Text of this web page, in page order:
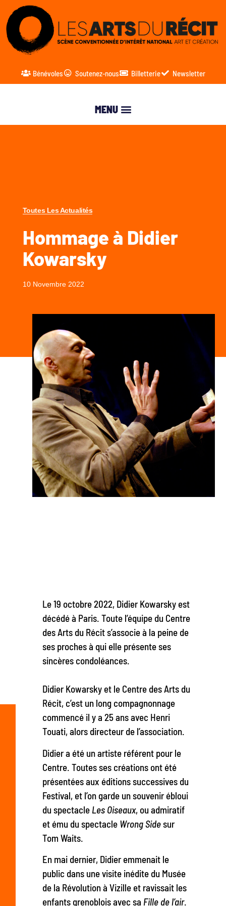
Bénévoles Soutenez-nous Billetterie Newsletter
Toutes Les Actualités
Hommage à Didier
Kowarsky
10 Novembre 2022
Le 19 octobre 2022, Didier Kowarsky est
décédé à Paris. Toute l’équipe du Centre
des Arts du Récit s’associe à la peine de
ses proches à qui elle présente ses
sincères condoléances.
Didier Kowarsky et le Centre des Arts du
Récit, c’est un long compagnonnage
commencé il y a 25 ans avec Henri
Touati, alors directeur de l’association.
Didier a été un artiste référent pour le
Centre. Toutes ses créations ont été
présentées aux éditions successives du
Festival, et l’on garde un souvenir ébloui
du spectacle Les Oiseaux, ou admiratif
et ému du spectacle Wrong Sidesur
Tom Waits.
En mai dernier, Didier emmenait le
public dans une visite inédite du Musée
de la Révolution à Vizille et ravissait les
enfants grenoblois avec sa Fille de l’air.